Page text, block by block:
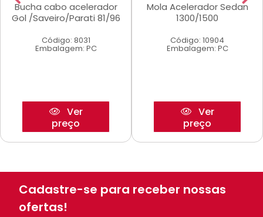
Bucha cabo acelerador
Gol /Saveiro/Parati 81/96
Código: 8031
Embalagem: PC
Ver
preço
Mola Acelerador Sedan
1300/1500
Código: 10904
Embalagem: PC
Ver
preço
Cadastre-se para receber nossas
ofertas!